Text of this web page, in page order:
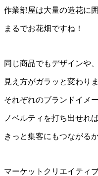
作業部屋は大量の造花に囲
まるでお花畑ですね！
同じ商品でもデザインや
見え方がガラッと変わりま
それぞれのブランドイメ
ノベルティを打ち出せれば
きっと集客にもつながる
マーケットクリエイティ